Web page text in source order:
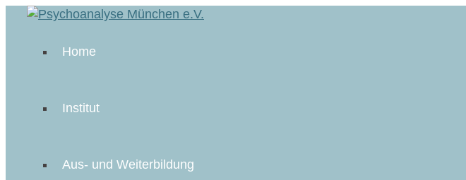
Home
Institut
Aus- und Weiterbildung